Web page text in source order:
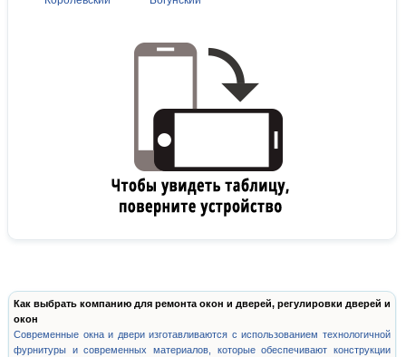
Как выбрать компанию для ремонта окон и дверей, регулировки дверей и
окон
Современные окна и двери изготавливаются с использованием технологичной
фурнитуры и современных материалов, которые обеспечивают конструкции